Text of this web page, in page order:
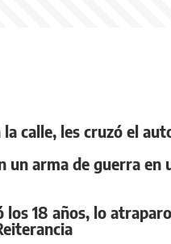
calle, les cruzó el
un arma de guerra
los 18 años, lo